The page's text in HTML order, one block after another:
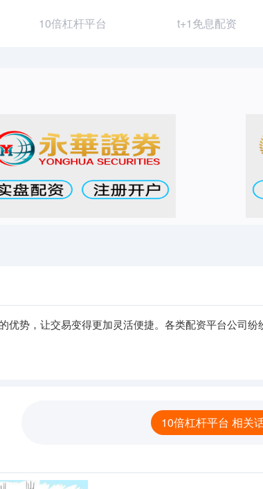
10倍杠杆平台 t+1免息配资
优势，让交易变得更加灵活便捷。各类配资平台公司
10倍杠杆平台 相关